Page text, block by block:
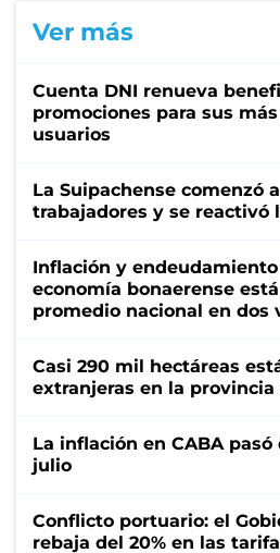
Ver más
Cuenta DNI renueva
promociones para sus
usuarios
La Suipachense comenzó
trabajadores y se reactivó
Inflación y
economía bonaerense
promedio nacional en dos
Casi 290 mil hectáreas
extranjeras en la provincia
La inflación en CABA pasó
julio
Conflicto portuario: el
rebaja del 20% en las